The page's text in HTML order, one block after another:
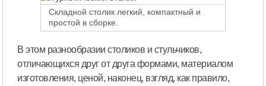
Складной столик легкий, компактный и
простой в сборке.
В этом разнообразии столиков и стульчиков,
отличающихся друг от друга формами, материалом
изготовления, ценой, наконец, взгляд, как правило,